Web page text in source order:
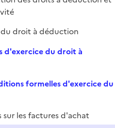
du droit à déduction
d'exercice du droit à
formelles d'exercice du
sur les factures d'achat